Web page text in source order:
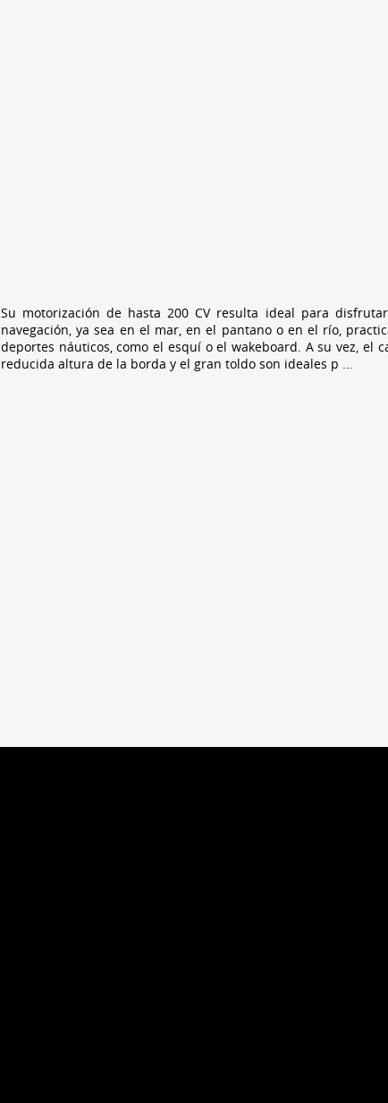
Su motorización de hasta 200 CV resulta ideal para
navegación, ya sea en el mar, en el pantano o en el río,
deportes náuticos, como el esquí o el wakeboard. A su vez, el
reducida altura de la borda y el gran toldo son ideales p ...